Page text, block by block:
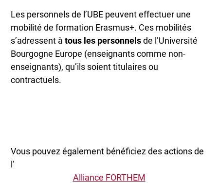
Les personnels de l’UBE peuvent effectuer une
mobilité de formation Erasmus+. Ces mobilités
s’adressent àtous les personnelsde l’Université
Bourgogne Europe (enseignants comme non-
enseignants), qu’ils soient titulaires ou
contractuels.
Vous pouvez également bénéficiez des actions de
l’
Alliance FORTHEM